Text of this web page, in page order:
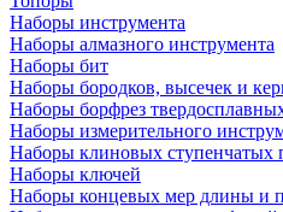
Наборы инструмента
Наборы алмазного инструмента
Наборы бит
Наборы бородков, высечек и
Наборы борфрез
Наборы измерительного
Наборы клиновых ступенчатых
Наборы ключей
Наборы концевых мер длины и